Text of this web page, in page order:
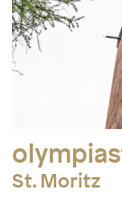
St. Moritz